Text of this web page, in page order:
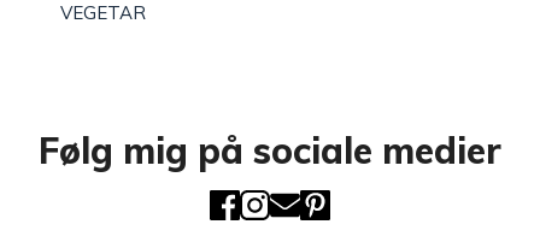
VEGETAR
Følg mig på sociale medier